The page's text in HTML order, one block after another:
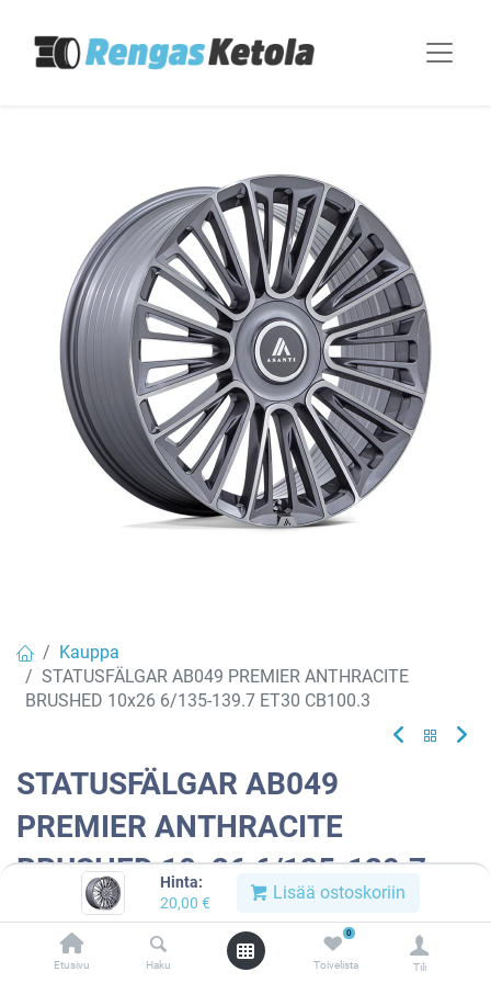
Hinta:
20,00 € Lisää ostoskoriin
Etusivu Haku
0
Toivelista Tili
Kauppa
STATUSFÄLGAR AB049 PREMIER ANTHRACITE
BRUSHED 10x26 6/135-139.7 ET30 CB100.3
STATUSFÄLGAR AB049
PREMIER ANTHRACITE
BRUSHED 10x26 6/135-139.7
ET30 CB100.3
Tuotekoodi: